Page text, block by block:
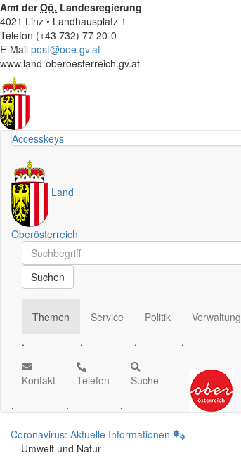
Amt derOö. Landesregierung
4021 Linz • Landhausplatz 1
Telefon (+43 732) 77 20-0
E-Mail post@ooe.gv.at
www.land-oberoesterreich.gv.at
Accesskeys
Land
Oberösterreich
Schnellsuche
Schnellsuche
Suchen
Themen
.
Service
.
Politik
.
Verwaltung
.
Kontakt
.
Telefon
.
Suche
.
Coronavirus: Aktuelle Informationen
Umwelt und Natur